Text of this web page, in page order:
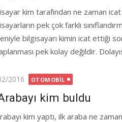
kim tarafından ne zaman
pek çok farklı
bilgisayarı kimin icat ettiği
pek kolay değildir.
2016 OTOMOBIL
kim buldu
kim yaptı, ilk araba ne